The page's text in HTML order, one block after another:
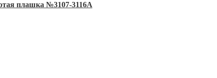
плашка №3107-3116А